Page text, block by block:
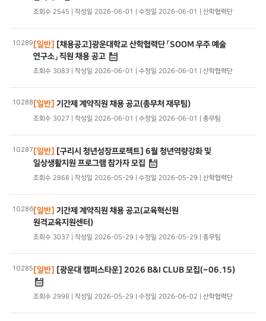
조회수 2545 | 작성일 2026-06-01 | 수정일 2026-06-01 | 산학협력단
10289[일반] [채용공고]광운대학교 산학협력단 「SOOM 우주 예술
연구소」 직원 채용 공고
조회수 3083 | 작성일 2026-06-01 | 수정일 2026-06-01 | 산학협력단
10288[일반] 기간제 계약직원 채용 공고(총무처 재무팀)
조회수 3027 | 작성일 2026-06-01 | 수정일 2026-06-01 | 총무팀
10287[일반] [구리시 청년성장프로젝트] 6월 청년역량강화 및
일상생활지원 프로그램 참가자 모집
조회수 2868 | 작성일 2026-05-29 | 수정일 2026-05-29 | 산학협력단
10286[일반] 기간제 계약직원 채용 공고(교육혁신원
원격교육지원센터)
조회수 3037 | 작성일 2026-05-29 | 수정일 2026-05-29 | 총무팀
10285[일반] [광운대 캠퍼스타운] 2026 B&I CLUB 모집(~06.15)
조회수 2998 | 작성일 2026-05-29 | 수정일 2026-06-02 | 산학협력단